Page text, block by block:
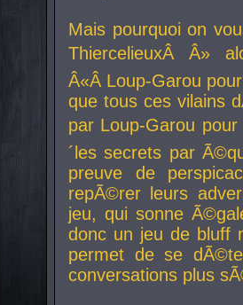
Mais pourquoi on
ThiercelieuxÂ Â»
Â«Â Loup-Garou
que tous ces vilains
par Loup-Garou
´les secrets par
preuve de
repÃ©rer leurs
jeu, qui sonne
donc un jeu de bluff
permet de se
conversations plus